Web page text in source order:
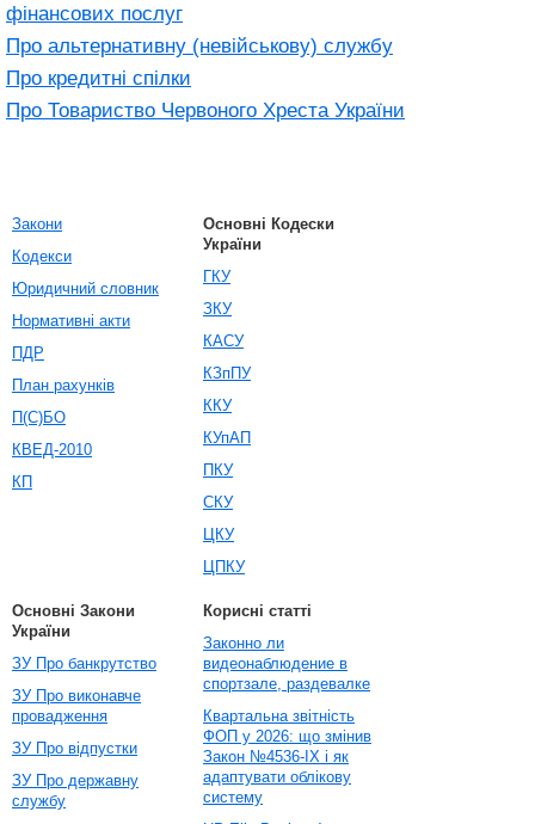
фінансових послуг
Про альтернативну (невійськову) службу
Про кредитні спілки
Про Товариство Червоного Хреста України
Закони
Кодекси
Юридичний словник
Нормативні акти
ПДР
План рахунків
П(С)БО
КВЕД-2010
КП
Основні Кодески
України
ГКУ
ЗКУ
КАСУ
КЗпПУ
ККУ
КУпАП
ПКУ
СКУ
ЦКУ
ЦПКУ
Основні Закони
України
ЗУ Про банкрутство
ЗУ Про виконавче
провадження
ЗУ Про відпустки
ЗУ Про державну
службу
Корисні статті
Законно ли
видеонаблюдение в
спортзале, раздевалке
Квартальна звітність
ФОП у 2026: що змінив
Закон №4536-IX і як
адаптувати облікову
систему